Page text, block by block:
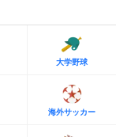
大学野球
海外サッカー